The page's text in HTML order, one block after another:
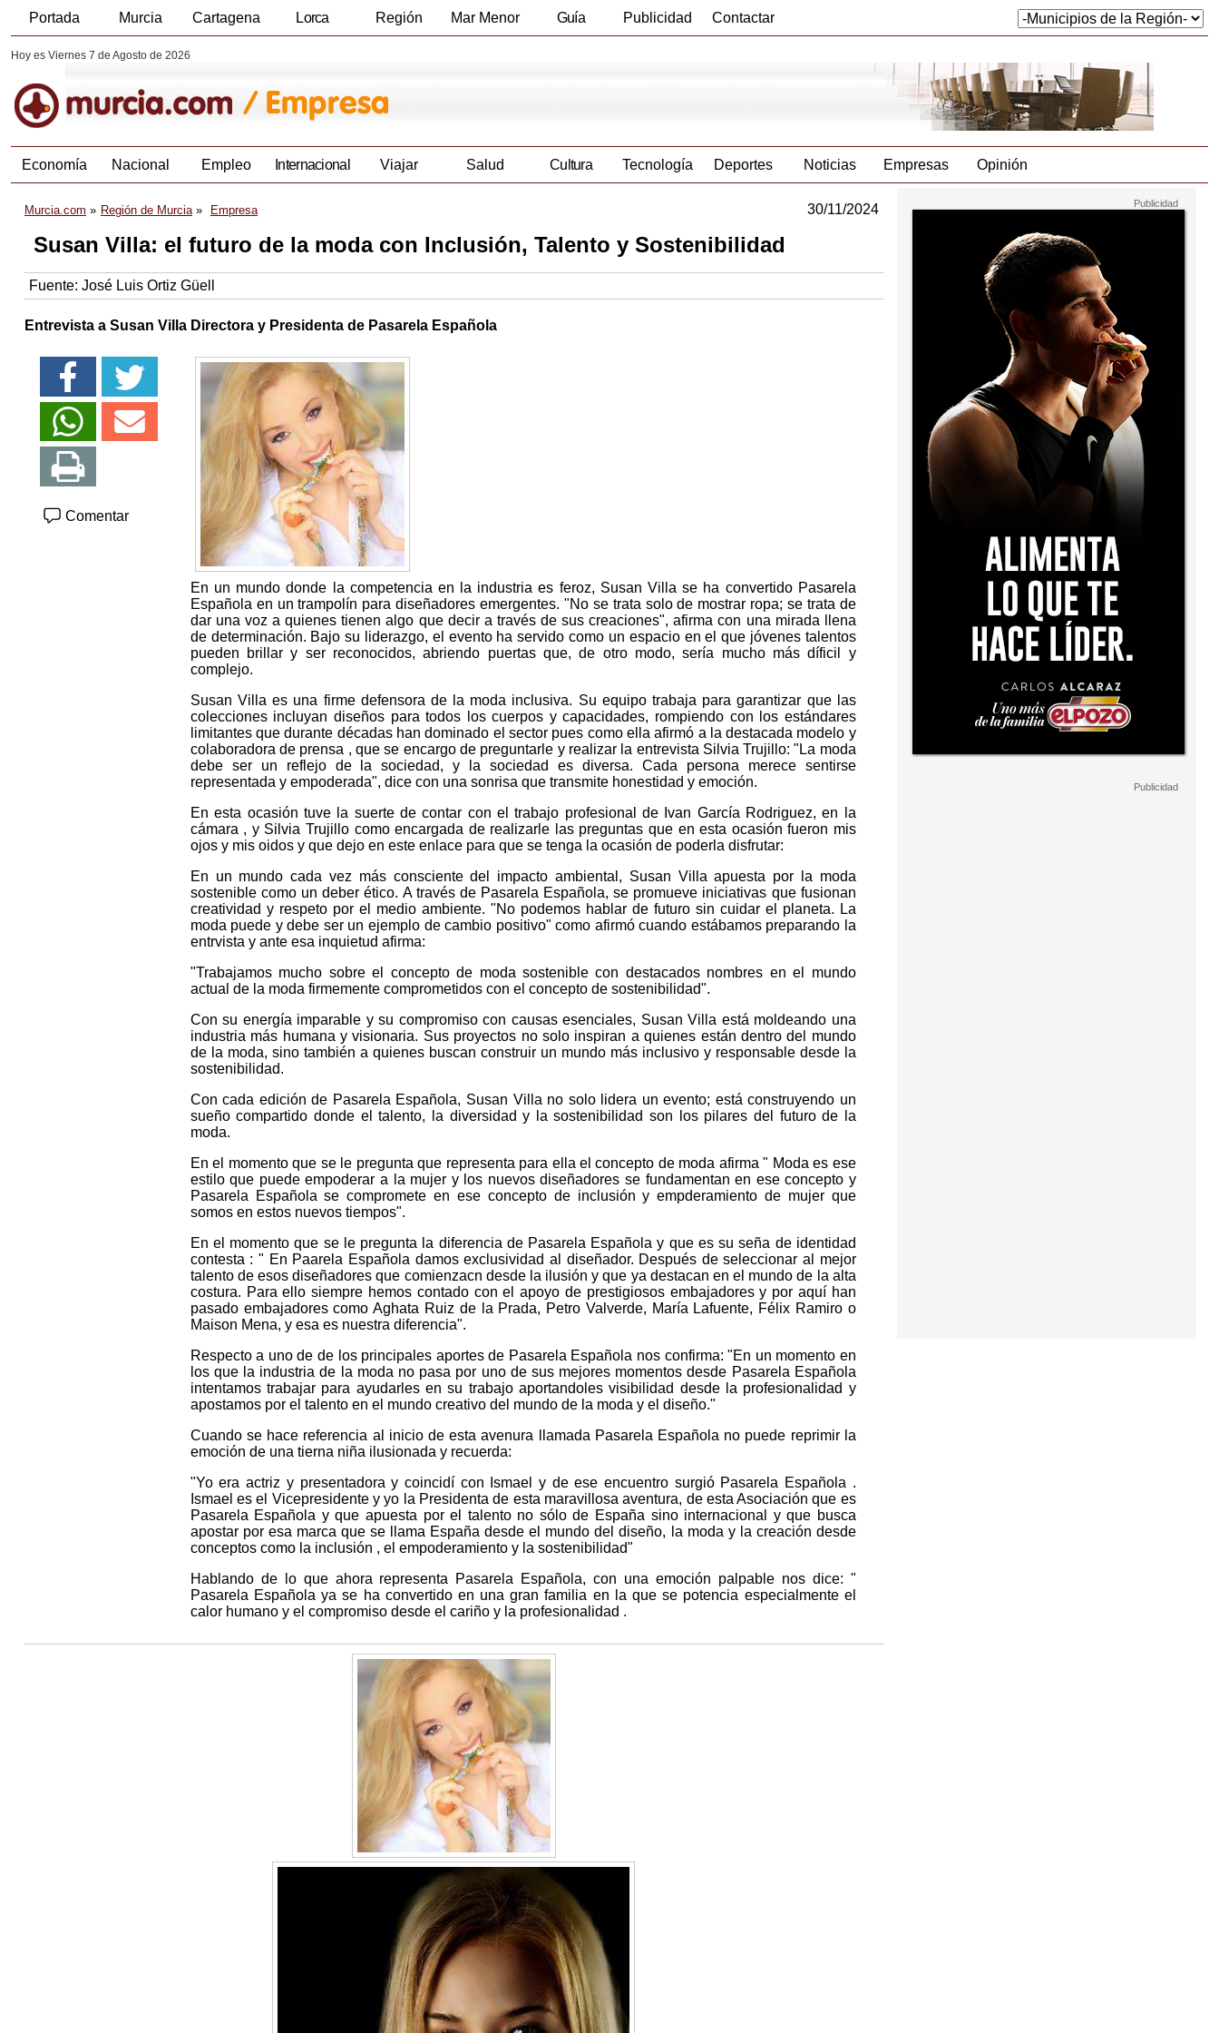
Portada Murcia Cartagena Lorca Región Mar Menor Guía Publicidad Contactar
Hoy es Viernes 7 de Agosto de 2026
Economía Nacional Empleo Internacional Viajar Salud Cultura Tecnología Deportes Noticias Empresas Opinión
Murcia.com Región de Murcia Empresa 30/11/2024
Susan Villa: el futuro de la moda con Inclusión, Talento y Sostenibilidad
Fuente: José Luis Ortiz Güell
Entrevista a Susan Villa Directora y Presidenta de Pasarela Española
Comentar
En un mundo donde la competencia en la industria es feroz, Susan Villa se ha convertido Pasarela
Española en un trampolín para diseñadores emergentes. "No se trata solo de mostrar ropa; se trata de
dar una voz a quienes tienen algo que decir a través de sus creaciones", afirma con una mirada llena
de determinación. Bajo su liderazgo, el evento ha servido como un espacio en el que jóvenes talentos
pueden brillar y ser reconocidos, abriendo puertas que, de otro modo, sería mucho más díficil y
complejo.
Susan Villa es una firme defensora de la moda inclusiva. Su equipo trabaja para garantizar que las
colecciones incluyan diseños para todos los cuerpos y capacidades, rompiendo con los estándares
limitantes que durante décadas han dominado el sector pues como ella afirmó a la destacada modelo y
colaboradora de prensa , que se encargo de preguntarle y realizar la entrevista Silvia Trujillo: "La moda
debe ser un reflejo de la sociedad, y la sociedad es diversa. Cada persona merece sentirse
representada y empoderada", dice con una sonrisa que transmite honestidad y emoción.
En esta ocasión tuve la suerte de contar con el trabajo profesional de Ivan García Rodriguez, en la
cámara , y Silvia Trujillo como encargada de realizarle las preguntas que en esta ocasión fueron mis
ojos y mis oidos y que dejo en este enlace para que se tenga la ocasión de poderla disfrutar:
En un mundo cada vez más consciente del impacto ambiental, Susan Villa apuesta por la moda
sostenible como un deber ético. A través de Pasarela Española, se promueve iniciativas que fusionan
creatividad y respeto por el medio ambiente. "No podemos hablar de futuro sin cuidar el planeta. La
moda puede y debe ser un ejemplo de cambio positivo" como afirmó cuando estábamos preparando la
entrvista y ante esa inquietud afirma:
"Trabajamos mucho sobre el concepto de moda sostenible con destacados nombres en el mundo
actual de la moda firmemente comprometidos con el concepto de sostenibilidad".
Con su energía imparable y su compromiso con causas esenciales, Susan Villa está moldeando una
industria más humana y visionaria. Sus proyectos no solo inspiran a quienes están dentro del mundo
de la moda, sino también a quienes buscan construir un mundo más inclusivo y responsable desde la
sostenibilidad.
Con cada edición de Pasarela Española, Susan Villa no solo lidera un evento; está construyendo un
sueño compartido donde el talento, la diversidad y la sostenibilidad son los pilares del futuro de la
moda.
En el momento que se le pregunta que representa para ella el concepto de moda afirma " Moda es ese
estilo que puede empoderar a la mujer y los nuevos diseñadores se fundamentan en ese concepto y
Pasarela Española se compromete en ese concepto de inclusión y empderamiento de mujer que
somos en estos nuevos tiempos".
En el momento que se le pregunta la diferencia de Pasarela Española y que es su seña de identidad
contesta : " En Paarela Española damos exclusividad al diseñador. Después de seleccionar al mejor
talento de esos diseñadores que comienzacn desde la ilusión y que ya destacan en el mundo de la alta
costura. Para ello siempre hemos contado con el apoyo de prestigiosos embajadores y por aquí han
pasado embajadores como Aghata Ruiz de la Prada, Petro Valverde, María Lafuente, Félix Ramiro o
Maison Mena, y esa es nuestra diferencia".
Respecto a uno de de los principales aportes de Pasarela Española nos confirma: "En un momento en
los que la industria de la moda no pasa por uno de sus mejores momentos desde Pasarela Española
intentamos trabajar para ayudarles en su trabajo aportandoles visibilidad desde la profesionalidad y
apostamos por el talento en el mundo creativo del mundo de la moda y el diseño."
Cuando se hace referencia al inicio de esta avenura llamada Pasarela Española no puede reprimir la
emoción de una tierna niña ilusionada y recuerda:
"Yo era actriz y presentadora y coincidí con Ismael y de ese encuentro surgió Pasarela Española .
Ismael es el Vicepresidente y yo la Presidenta de esta maravillosa aventura, de esta Asociación que es
Pasarela Española y que apuesta por el talento no sólo de España sino internacional y que busca
apostar por esa marca que se llama España desde el mundo del diseño, la moda y la creación desde
conceptos como la inclusión , el empoderamiento y la sostenibilidad"
Hablando de lo que ahora representa Pasarela Española, con una emoción palpable nos dice: "
Pasarela Española ya se ha convertido en una gran familia en la que se potencia especialmente el
calor humano y el compromiso desde el cariño y la profesionalidad .